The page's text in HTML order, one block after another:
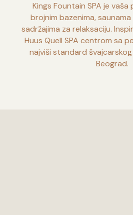
Kings Fountain SPA je
brojnim bazenima, saunama
sadržajima za relaksaciju.
Huus Quell SPA centrom sa
najviši standard
Beograd.